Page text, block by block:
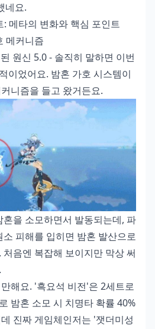
네요.
메타의 변화와 핵심 포인트
메커니즘
원신 5.0 - 솔직히 말하면 이번
이었어요. 밤혼 가호 시스템이
니즘을 들고 왔거든요.
을 소모하면서 발동되는데, 파
피해를 입히면 밤혼 발산으로
음엔 복잡해 보이지만 막상 써
해요. '흑요석 비전'은 2세트로
밤혼 소모 시 치명타 확률 40%
진짜 게임체인저는 '잿더미성